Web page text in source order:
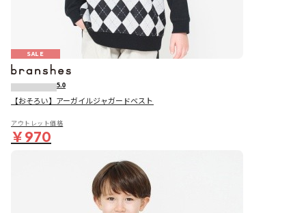
SALE
5.0
【おそろい】アーガイルジャガードベスト
アウトレット価格
￥970